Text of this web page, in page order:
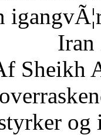
Iran
Sheikh
og